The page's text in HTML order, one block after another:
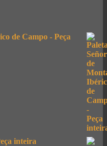
de Campo - Peça
inteira